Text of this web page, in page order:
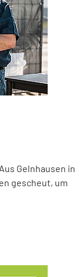
Gelnhausen in
gescheut, um